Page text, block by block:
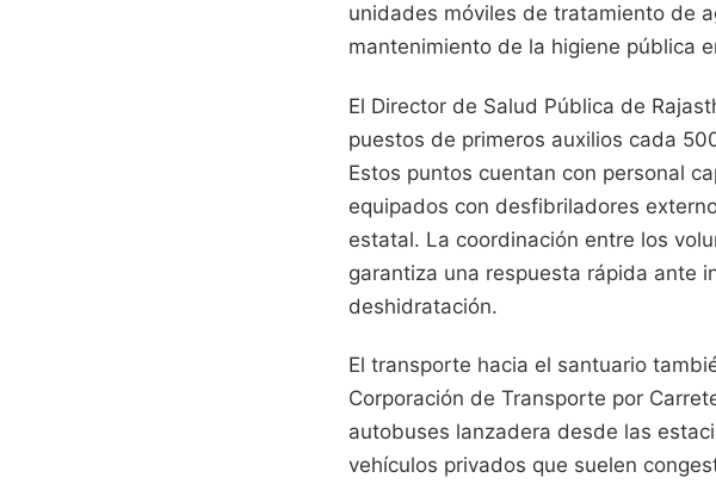
unidades móviles de tratamiento de
mantenimiento de la higiene pública
El Director de Salud Pública de
puestos de primeros auxilios cada
Estos puntos cuentan con personal
equipados con desfibriladores
estatal. La coordinación entre los
garantiza una respuesta rápida ante
deshidratación.
El transporte hacia el santuario
Corporación de Transporte por
autobuses lanzadera desde las
vehículos privados que suelen